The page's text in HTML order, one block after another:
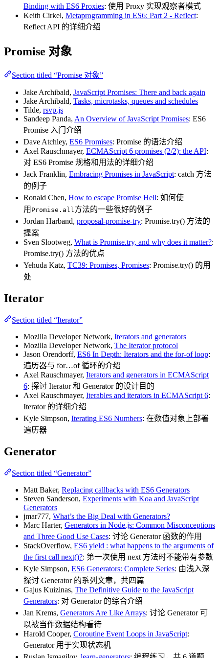
Binding with ES6 Proxies: 使用 Proxy 实现观察者模式
Keith Cirkel, Metaprogramming in ES6: Part 2 - Reflect:
Reflect API 的详细介绍
Promise 对象
Section titled “Promise 对象”
Jake Archibald, JavaScript Promises: There and back again
Jake Archibald, Tasks, microtasks, queues and schedules
Tilde, rsvp.js
Sandeep Panda, An Overview of JavaScript Promises: ES6
Promise 入门介绍
Dave Atchley, ES6 Promises: Promise 的语法介绍
Axel Rauschmayer, ECMAScript 6 promises (2/2): the API:
对 ES6 Promise 规格和用法的详细介绍
Jack Franklin, Embracing Promises in JavaScript: catch 方法
的例子
Ronald Chen, How to escape Promise Hell: 如何使
用 Promise.all方法的一些很好的例子
Jordan Harband, proposal-promise-try: Promise.try() 方法的
提案
Sven Slootweg, What is Promise.try, and why does it matter?:
Promise.try() 方法的优点
Yehuda Katz, TC39: Promises, Promises: Promise.try() 的用
处
Iterator
Section titled “Iterator”
Mozilla Developer Network, Iterators and generators
Mozilla Developer Network, The Iterator protocol
Jason Orendorff, ES6 In Depth: Iterators and the for-of loop:
遍历器与 for…of 循环的介绍
Axel Rauschmayer, Iterators and generators in ECMAScript
6: 探讨 Iterator 和 Generator 的设计目的
Axel Rauschmayer, Iterables and iterators in ECMAScript 6:
Iterator 的详细介绍
Kyle Simpson, Iterating ES6 Numbers: 在数值对象上部署
遍历器
Generator
Section titled “Generator”
Matt Baker, Replacing callbacks with ES6 Generators
Steven Sanderson, Experiments with Koa and JavaScript
Generators
jmar777, What’s the Big Deal with Generators?
Marc Harter, Generators in Node.js: Common Misconceptions
and Three Good Use Cases: 讨论 Generator 函数的作用
StackOverflow, ES6 yield : what happens to the arguments of
the first call next()?: 第一次使用 next 方法时不能带有参数
Kyle Simpson, ES6 Generators: Complete Series: 由浅入深
探讨 Generator 的系列文章，共四篇
Gajus Kuizinas, The Definitive Guide to the JavaScript
Generators: 对 Generator 的综合介绍
Jan Krems, Generators Are Like Arrays: 讨论 Generator 可
以被当作数据结构看待
Harold Cooper, Coroutine Event Loops in JavaScript:
Generator 用于实现状态机